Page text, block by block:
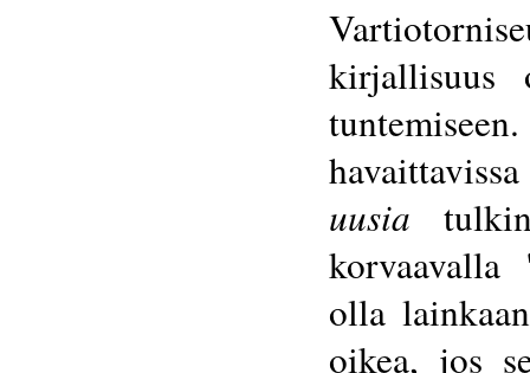
kirjallisuus
uusia
olla
oikea, jos